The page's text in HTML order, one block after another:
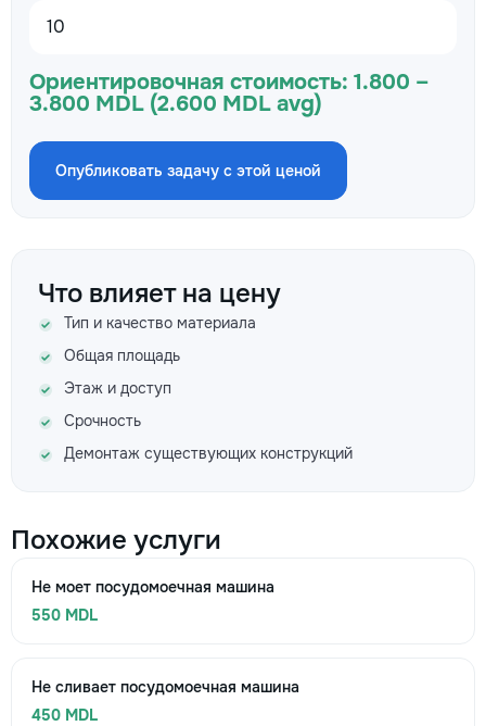
Ориентировочная стоимость: 1.800 –
3.800 MDL (2.600 MDL avg)
Опубликовать задачу с этой ценой
Что влияет на цену
Тип и качество материала
Общая площадь
Этаж и доступ
Срочность
Демонтаж существующих конструкций
Похожие услуги
Не моет посудомоечная машина
550 MDL
Не сливает посудомоечная машина
450 MDL